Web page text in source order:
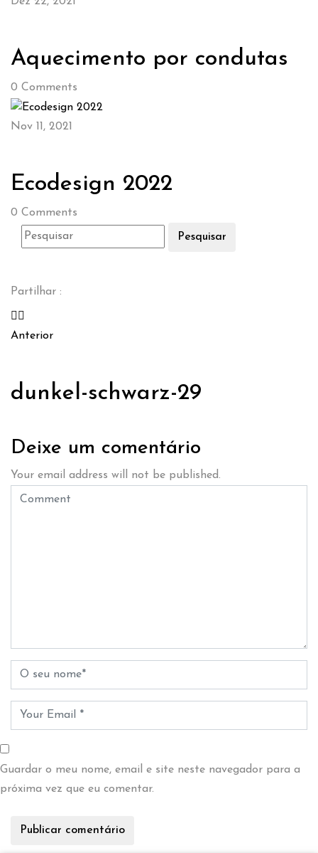
Aquecimento por condutas
0 Comments
Nov 11, 2021
Ecodesign 2022
0 Comments
Pesquisar
Partilhar :
Anterior
dunkel-schwarz-29
Deixe um comentário
Your email address will not be published.
Guardar o meu nome, email e site neste navegador para a
próxima vez que eu comentar.